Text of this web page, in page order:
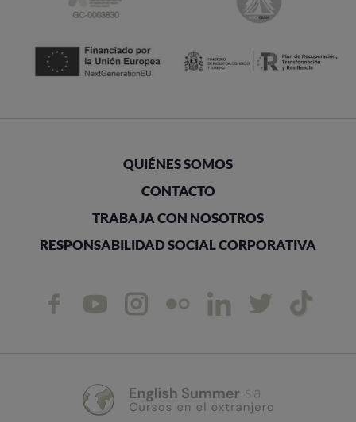
QUIÉNES SOMOS
CONTACTO
TRABAJA CON NOSOTROS
RESPONSABILIDAD SOCIAL CORPORATIVA